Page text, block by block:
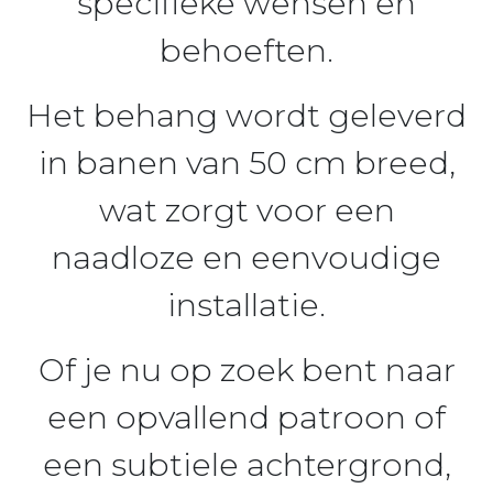
behoeften.
Het behang wordt geleverd
in banen van 50 cm breed,
wat zorgt voor een
naadloze en eenvoudige
installatie.
Of je nu op zoek bent naar
een opvallend patroon of
een subtiele achtergrond,